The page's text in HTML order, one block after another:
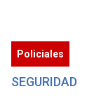
Policiales
SEGURIDAD